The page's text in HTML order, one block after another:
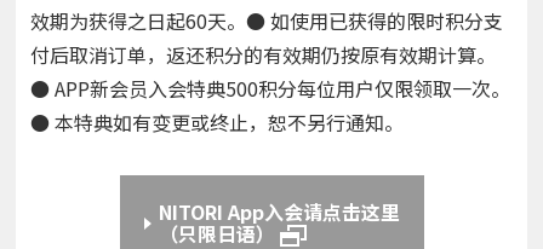
效期为获得之日起60天。● 如使用已获得的限时积分支
付后取消订单，返还积分的有效期仍按原有效期计算。
● APP新会员入会特典500积分每位用户仅限领取一次。
● 本特典如有变更或终止，恕不另行通知。
NITORI App入会请点击这里
（只限日语）